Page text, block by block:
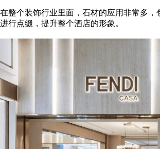
在整个装饰行业里面，石材的应用非常多
进行点缀，提升整个酒店的形象。